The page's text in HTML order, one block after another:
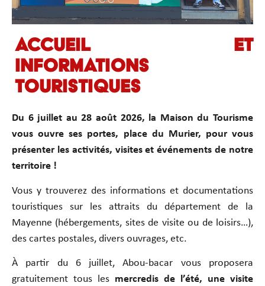
Accueil et
informations
touristiques
Du 6 juillet au 28 août 2026, la Maison du Tourisme
vous ouvre ses portes, place du Murier, pour vous
présenter les activités, visites et événements de notre
territoire !
Vous y trouverez des informations et documentations
touristiques sur les attraits du département de la
Mayenne (hébergements, sites de visite ou de loisirs…),
des cartes postales, divers ouvrages, etc.
À partir du 6 juillet, Abou-bacar vous proposera
gratuitement tous les mercredis de l’été, une visite